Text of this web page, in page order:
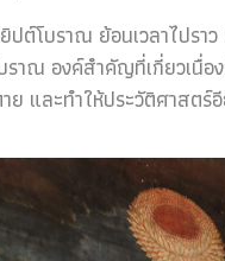
ปต์โบราณ ย้อนเวลาไปรา
ราณ องค์สำคัญที่เกี่ยวเนื่อ
ย และทำให้ประวัติศาสต